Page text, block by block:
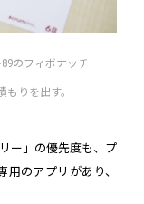
のフィボナッチ
りを出す。
ー」の優先度も、プ
のアプリがあり、